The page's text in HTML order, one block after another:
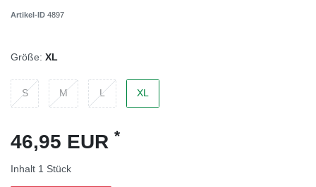
Artikel-ID 4897
Größe: XL
S M L XL
46,95 EUR *
Inhalt 1 Stück